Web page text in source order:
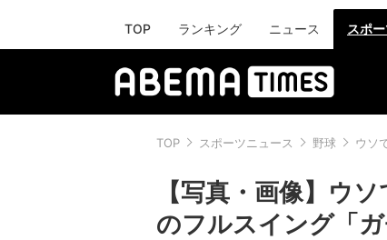
TOP ランキング ニュース スポ
TOP スポーツニュース 野球 ウソ
【写真・画像】ウ
のフルスイング「